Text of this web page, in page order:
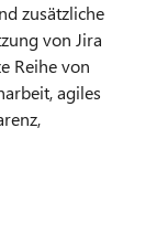
zusätzliche
von Jira
Reihe von
agiles